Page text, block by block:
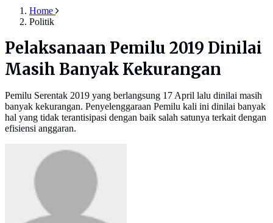
Home
Politik
Pelaksanaan Pemilu 2019 Dinilai
Masih Banyak Kekurangan
Pemilu Serentak 2019 yang berlangsung 17 April lalu dinilai masih
banyak kekurangan. Penyelenggaraan Pemilu kali ini dinilai banyak
hal yang tidak terantisipasi dengan baik salah satunya terkait dengan
efisiensi anggaran.